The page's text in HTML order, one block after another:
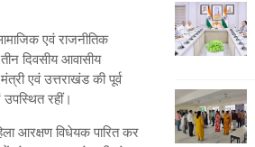
एवं राजनीतिक
दिवसीय आवासीय
एवं उत्तराखंड की पूर्व
उपस्थित रहीं।
आरक्षण विधेयक पारित कर